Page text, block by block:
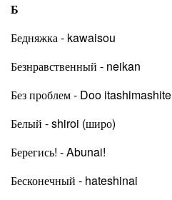
Б
Бедняжка - kawaisou
Безнравственный - neikan
Без проблем - Doo itashimashite
Белый - shiroi (широ)
Берегись! - Abunai!
Бесконечный - hateshinai